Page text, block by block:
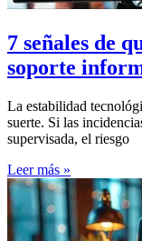
7 señales de
soporte
La estabilidad
suerte. Si las
supervisada, el riesgo
Leer más »